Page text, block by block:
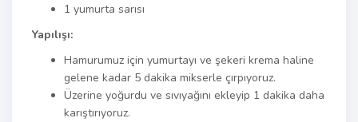
1 yumurta sarısı
Yapılışı:
Hamurumuz için yumurtayı ve şekeri krema haline
gelene kadar 5 dakika mikserle çırpıyoruz.
Üzerine yoğurdu ve sıvıyağını ekleyip 1 dakika daha
karıştırıyoruz.